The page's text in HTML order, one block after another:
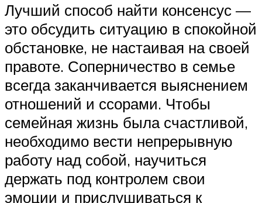
Лучший способ найти консенсус —
это обсудить ситуацию в спокойной
обстановке, не настаивая на своей
правоте. Соперничество в семье
всегда заканчивается выяснением
отношений и ссорами. Чтобы
семейная жизнь была счастливой,
необходимо вести непрерывную
работу над собой, научиться
держать под контролем свои
эмоции и прислушиваться к